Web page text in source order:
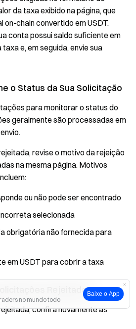
no mundo todo
Baixe o App
da taxa exibido na página, que
chain convertido em USDT.
conta possui saldo suficiente em
e, em seguida, envie sua
o Status da Sua Solicitação
para monitorar o status do
geralmente são processadas em
revise o motivo da rejeição
na mesma página. Motivos
ou não pode ser encontrado
selecionada
obrigatória não fornecida para
em USDT para cobrir a taxa
Rejeitadas
confira novamente as